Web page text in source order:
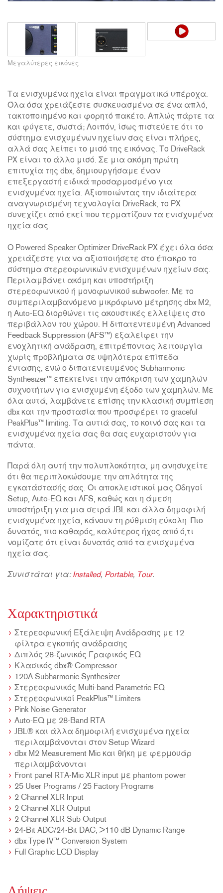
Μεγαλύτερες εικόνες
Τα ενισχυμένα ηχεία είναι πραγματικά υπέροχα.
Όλα όσα χρειάζεστε συσκευασμένα σε ένα απλό,
τακτοποιημένο και φορητό πακέτο. Απλώς πάρτε τα
και φύγετε, σωστά; Λοιπόν, ίσως πιστεύετε ότι το
σύστημα ενισχυμένων ηχείων σας είναι πλήρες,
αλλά σας λείπει το μισό της εικόνας. Το DriveRack
PX είναι το άλλο μισό. Σε μια ακόμη πρώτη
επιτυχία της dbx, δημιουργήσαμε έναν
επεξεργαστή ειδικά προσαρμοσμένο για
ενισχυμένα ηχεία. Αξιοποιώντας την ιδιαίτερα
αναγνωρισμένη τεχνολογία DriveRack, το PX
συνεχίζει από εκεί που τερματίζουν τα ενισχυμένα
ηχεία σας.
Ο Powered Speaker Optimizer DriveRack PX έχει όλα όσα
χρειάζεστε για να αξιοποιήσετε στο έπακρο το
σύστημα στερεοφωνικών ενισχυμένων ηχείων σας.
Περιλαμβάνει ακόμη και υποστήριξη
στερεοφωνικού ή μονοφωνικού subwoofer. Με το
συμπεριλαμβανόμενο μικρόφωνο μέτρησης dbx M2,
η Auto-EQ διορθώνει τις ακουστικές ελλείψεις στο
περιβάλλον του χώρου. Η διπατεντευμένη Advanced
Feedback Suppression (AFS™) εξαλείφει την
ενοχλητική ανάδραση, επιτρέποντας λειτουργία
χωρίς προβλήματα σε υψηλότερα επίπεδα
έντασης, ενώ ο διπατεντευμένος Subharmonic
Synthesizer™ επεκτείνει την απόκριση των χαμηλών
συχνοτήτων για ενισχυμένη έξοδο των χαμηλών. Με
όλα αυτά, λαμβάνετε επίσης την κλασική συμπίεση
dbx και την προστασία που προσφέρει το graceful
PeakPlus™ limiting. Τα αυτιά σας, το κοινό σας και τα
ενισχυμένα ηχεία σας θα σας ευχαριστούν για
πάντα.
Παρά όλη αυτή την πολυπλοκότητα, μη ανησυχείτε
ότι θα περιπλοκώσουμε την απλότητα της
εγκατάστασής σας. Οι αποκλειστικοί μας Οδηγοί
Setup, Auto-EQ και AFS, καθώς και η άμεση
υποστήριξη για μια σειρά JBL και άλλα δημοφιλή
ενισχυμένα ηχεία, κάνουν τη ρύθμιση εύκολη. Πιο
δυνατός, πιο καθαρός, καλύτερος ήχος από ό,τι
νομίζατε ότι είναι δυνατός από τα ενισχυμένα
ηχεία σας.
Συνιστάται για: Installed, Portable, Tour.
Χαρακτηριστικά
Στερεοφωνική Εξάλειψη Ανάδρασης με 12
φίλτρα εγκοπής ανάδρασης
Διπλός 28-ζωνικός Γραφικός EQ
Κλασικός dbx® Compressor
120A Subharmonic Synthesizer
Στερεοφωνικός Multi-band Parametric EQ
Στερεοφωνικοί PeakPlus™ Limiters
Pink Noise Generator
Auto-EQ με 28-Band RTA
JBL® και άλλα δημοφιλή ενισχυμένα ηχεία
περιλαμβάνονται στον Setup Wizard
dbx M2 Measurement Mic και θήκη με φερμουάρ
περιλαμβάνονται
Front panel RTA-Mic XLR input με phantom power
25 User Programs / 25 Factory Programs
2 Channel XLR Input
2 Channel XLR Output
2 Channel XLR Sub Output
24-Bit ADC/24-Bit DAC, >110 dB Dynamic Range
dbx Type IV™ Conversion System
Full Graphic LCD Display